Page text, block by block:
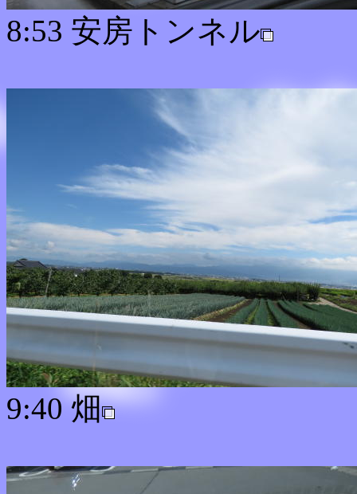
8:53 安房トンネル
9:40 畑